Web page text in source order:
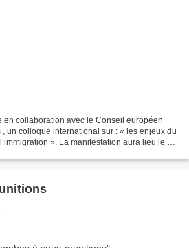
en collaboration avec le Conseil européen
un colloque international sur : « les enjeux du
». La manifestation aura lieu le 12